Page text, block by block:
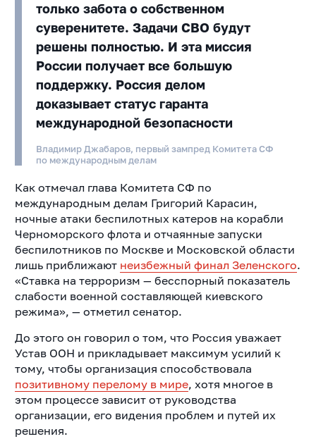
только забота о собственном
суверенитете. Задачи СВО будут
решены полностью. И эта миссия
России получает все большую
поддержку. Россия делом
доказывает статус гаранта
международной безопасности
Владимир Джабаров, первый зампред Комитета СФ
по международным делам
Как отмечал глава Комитета СФ по
международным делам Григорий Карасин,
ночные атаки беспилотных катеров на корабли
Черноморского флота и отчаянные запуски
беспилотников по Москве и Московской области
лишь приближают неизбежный финал Зеленского.
«Cтавка на терроризм — бесспорный показатель
слабости военной составляющей киевского
режима», — отметил сенатор.
До этого он говорил о том, что Россия уважает
Устав ООН и прикладывает максимум усилий к
тому, чтобы организация способствовала
позитивному перелому в мире, хотя многое в
этом процессе зависит от руководства
организации, его видения проблем и путей их
решения.